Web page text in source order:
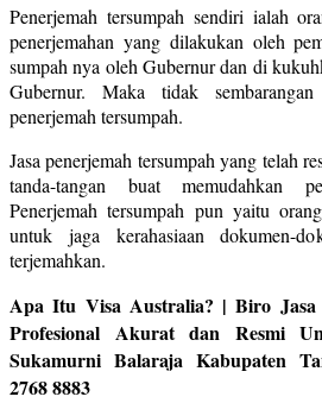
Penerjemah tersumpah sendiri ialah
penerjemahan yang dilakukan oleh
sumpah nya oleh Gubernur dan di
Gubernur. Maka tidak
penerjemah tersumpah.
Jasa penerjemah tersumpah yang telah
tanda-tangan buat memudahkan
Penerjemah tersumpah pun yaitu
untuk jaga kerahasiaan dokumen-
terjemahkan.
Apa Itu Visa Australia? | Biro Jasa
Profesional Akurat dan Resmi
Sukamurni Balaraja Kabupaten
2768 8883